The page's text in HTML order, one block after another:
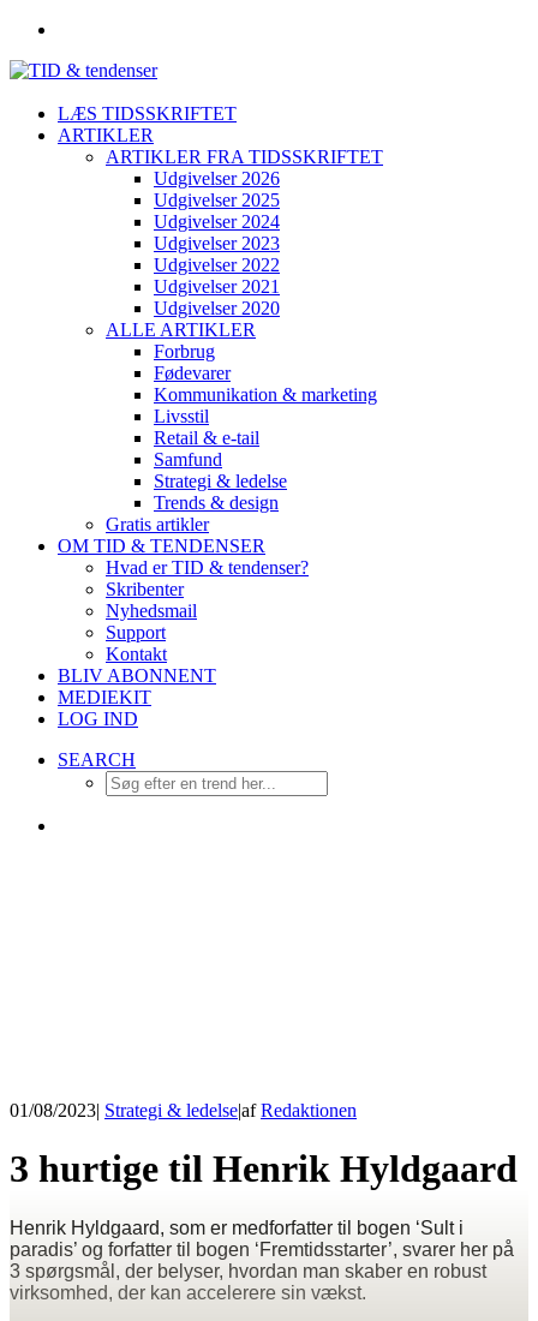
LÆS TIDSSKRIFTET
ARTIKLER
ARTIKLER FRA TIDSSKRIFTET
Udgivelser 2026
Udgivelser 2025
Udgivelser 2024
Udgivelser 2023
Udgivelser 2022
Udgivelser 2021
Udgivelser 2020
ALLE ARTIKLER
Forbrug
Fødevarer
Kommunikation & marketing
Livsstil
Retail & e-tail
Samfund
Strategi & ledelse
Trends & design
Gratis artikler
OM TID & TENDENSER
Hvad er TID & tendenser?
Skribenter
Nyhedsmail
Support
Kontakt
BLIV ABONNENT
MEDIEKIT
LOG IND
SEARCH
01/08/2023| Strategi & ledelse|afRedaktionen
3 hurtige til Henrik Hyldgaard
Henrik Hyldgaard, som er medforfatter til bogen ‘Sult i
paradis’ og forfatter til bogen ‘Fremtidsstarter’, svarer her på
3 spørgsmål, der belyser, hvordan man skaber en robust
virksomhed, der kan accelerere sin vækst.